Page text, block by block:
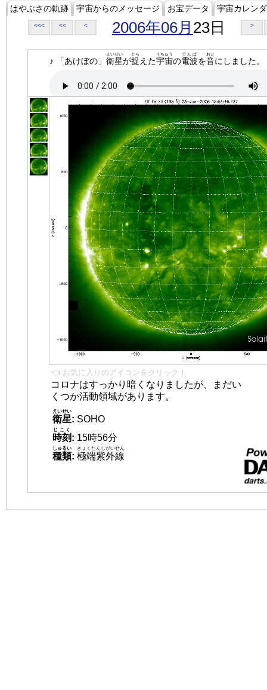
はやぶさの軌跡 宇宙からのメッセージ お宝データ 宇宙カレン
<<< << < 2006年06月 23日 >
♪ 「あけぼの」 衛星
えいせい
が捉
とら
えた宇宙
うちゅう
の電波
でんぱ
を音
おと
にしました。
👈 お気に入りのアイコンをクリック！
コロナはすっかり暗くなりましたが、まだい
くつか活動領域があります。
衛星
えいせい
: SOHO
時刻
じこく
: 15時56分
種類
しゅるい
: 極端紫外線
きょくたんしがいせん